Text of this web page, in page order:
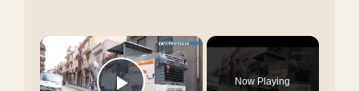
×
Now Playing